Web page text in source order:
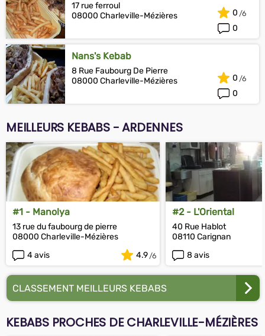
17 rue ferroul
08000 Charleville-Mézières
0
0
Nans's Kebab
8 Rue Faubourg De Pierre
08000 Charleville-Mézières
0
0
MEILLEURS KEBABS - ARDENNES
#1 - Manolya
13 rue du faubourg de pierre
08000 Charleville-Mézières
4 avis
4.9
#2 - L'Oriental
40 Rue Hablot
08110 Carignan
8 avis
CLASSEMENT MEILLEURS KEBABS
KEBABS PROCHES DE CHARLEVILLE-MÉZIÈRES